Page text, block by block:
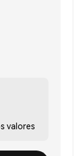
valores